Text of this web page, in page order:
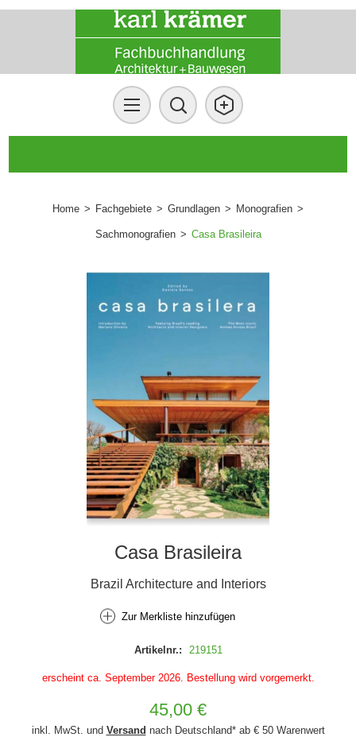
Home > Fachgebiete > Grundlagen > Monografien >
Sachmonografien > Casa Brasileira
Casa Brasileira
Brazil Architecture and Interiors
Zur Merkliste hinzufügen
Artikelnr.: 219151
erscheint ca. September 2026. Bestellung wird vorgemerkt.
45,00 €
inkl. MwSt. und Versand nach Deutschland* ab € 50 Warenwert